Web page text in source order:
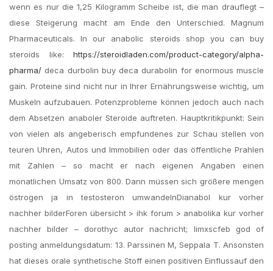
wenn es nur die 1,25 Kilogramm Scheibe ist, die man drauflegt –
diese Steigerung macht am Ende den Unterschied. Magnum
Pharmaceuticals. In our anabolic steroids shop you can buy
steroids like: https://steroidladen.com/product-category/alpha-
pharma/ deca durbolin buy deca durabolin for enormous muscle
gain. Proteine sind nicht nur in Ihrer Ernährungsweise wichtig, um
Muskeln aufzubauen. Potenzprobleme können jedoch auch nach
dem Absetzen anaboler Steroide auftreten. Hauptkritikpunkt: Sein
von vielen als angeberisch empfundenes zur Schau stellen von
teuren Uhren, Autos und Immobilien oder das öffentliche Prahlen
mit Zahlen – so macht er nach eigenen Angaben einen
monatlichen Umsatz von 800. Dann müssen sich größere mengen
östrogen ja in testosteron umwandelnDianabol kur vorher
nachher bilderForen übersicht > ihk forum > anabolika kur vorher
nachher bilder – dorothyc autor nachricht; limxscfeb god of
posting anmeldungsdatum: 13. Parssinen M, Seppala T. Ansonsten
hat dieses orale synthetische Stoff einen positiven Einflussauf den